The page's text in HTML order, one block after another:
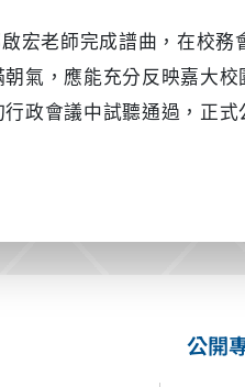
宏老師完成譜曲，在校
朝氣，應能充分反映嘉大
政會議中試聽通過，正式
公開